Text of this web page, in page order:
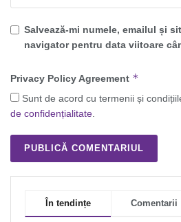
Salvează-mi numele, emailul și
navigator pentru data viitoare
Privacy Policy Agreement *
Sunt de acord cu termenii și
de confidențialitate.
În tendințe Comentarii